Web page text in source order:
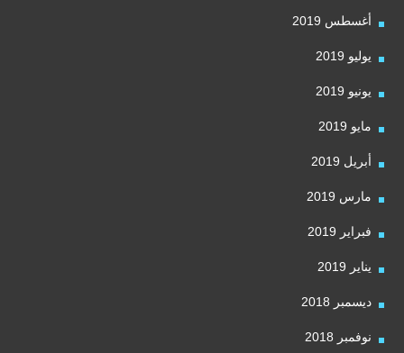
أغسطس 2019
يوليو 2019
يونيو 2019
مايو 2019
أبريل 2019
مارس 2019
فبراير 2019
يناير 2019
ديسمبر 2018
نوفمبر 2018